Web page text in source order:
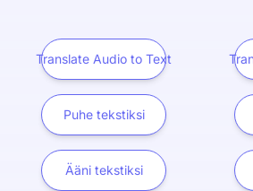
Translate Audio to Text
Puhe tekstiksi
Ääni tekstiksi